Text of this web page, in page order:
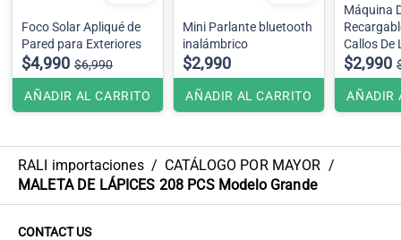
Foco Solar Apliqué de
Pared para Exteriores
$4,990 $6,990
AÑADIR AL CARRITO
Mini Parlante bluetooth
inalámbrico
$2,990
AÑADIR AL CARRITO
Máquina
Callos De
$2,990
AÑADIR
RALI importaciones / CATÁLOGO POR MAYOR /
MALETA DE LÁPICES 208 PCS Modelo Grande
CONTACT US